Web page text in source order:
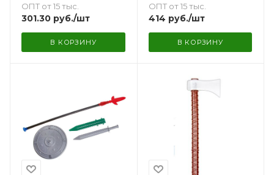
ОПТ от 15 тыс.
301.30 руб./шт
В КОРЗИНУ
ОПТ от 15 тыс.
414 руб./шт
В КОРЗИНУ